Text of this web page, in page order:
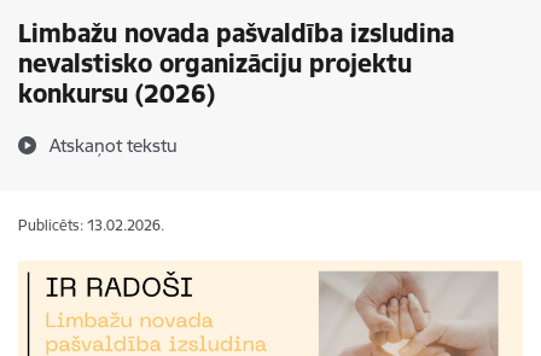
Limbažu novada pašvaldība izsludina
nevalstisko organizāciju projektu
konkursu (2026)
Atskaņot tekstu
Publicēts: 13.02.2026.